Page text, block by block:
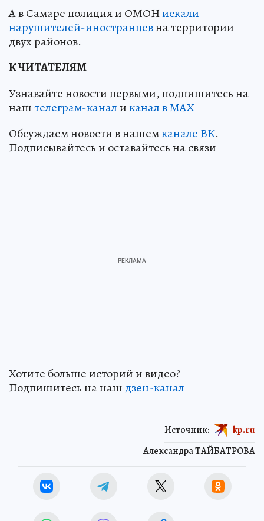
А в Самаре полиция и ОМОНискали
нарушителей-иностранцевна территории
двух районов.
К ЧИТАТЕЛЯМ
Узнавайте новости первыми, подпишитесь на
наштелеграм-каналиканал в МАХ
Обсуждаем новости в нашемканале ВК.
Подписывайтесь и оставайтесь на связи
Хотите больше историй и видео?
Подпишитесь на наш дзен-канал
Александра ТАЙБАТРОВА
Источник: kp.ru